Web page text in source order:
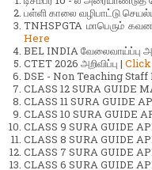
பள்ளி காலை வழிபாட்டு
TNHSPGTA மாபெரும்
Here
BEL INDIA வேலைவாய்ப்பு
CTET 2026 அறிவிப்பு |
DSE - Non Teaching Staff
CLASS 12 SURA GUIDE
CLASS 11 SURA GUIDE
CLASS 10 SURA GUIDE
CLASS 9 SURA GUIDE
CLASS 8 SURA GUIDE
CLASS 7 SURA GUIDE
CLASS 6 SURA GUIDE